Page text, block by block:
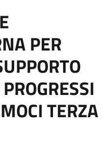
PER
TERZA